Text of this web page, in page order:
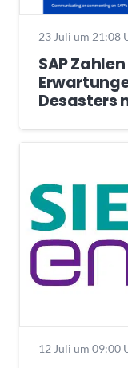
23 Juli um 21:08
SAP
Desasters
12 Juli um 09:00